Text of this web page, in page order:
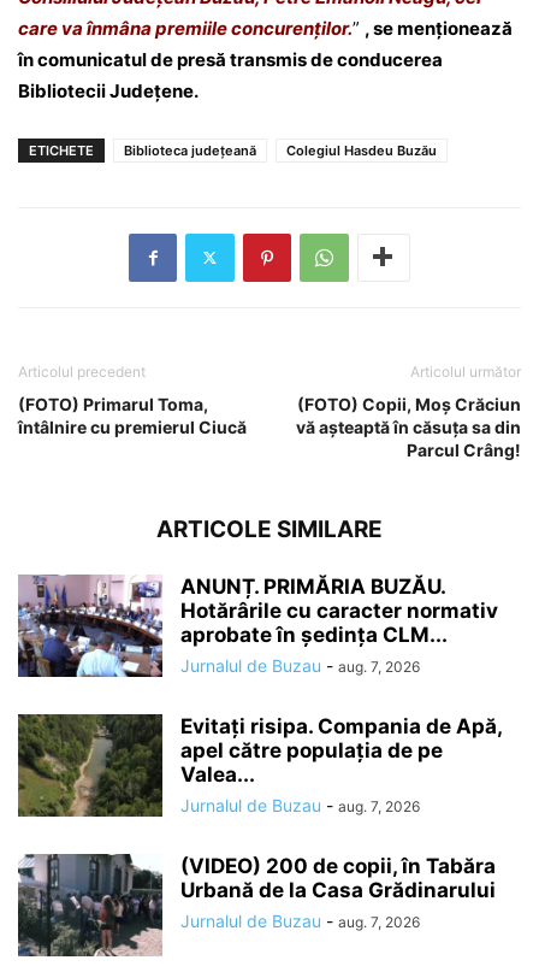
care va înmâna premiile concurenților.” , se menționează
în comunicatul de presă transmis de conducerea
Bibliotecii Județene.
ETICHETE Biblioteca judeţeană Colegiul Hasdeu Buzău
Articolul precedent
(FOTO) Primarul Toma,
întâlnire cu premierul Ciucă
Articolul următor
(FOTO) Copii, Moș Crăciun
vă așteaptă în căsuța sa din
Parcul Crâng!
ARTICOLE SIMILARE
ANUNȚ. PRIMĂRIA BUZĂU.
Hotărârile cu caracter normativ
aprobate în ședința CLM...
Jurnalul de Buzau - aug. 7, 2026
Evitați risipa. Compania de Apă,
apel către populația de pe
Valea...
Jurnalul de Buzau - aug. 7, 2026
(VIDEO) 200 de copii, în Tabăra
Urbană de la Casa Grădinarului
Jurnalul de Buzau - aug. 7, 2026